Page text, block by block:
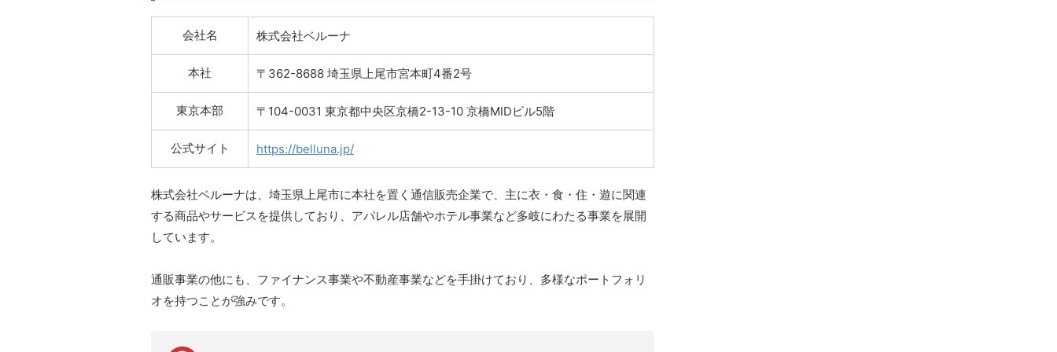
会社名 株式会社ベルーナ
本社 〒362-8688 埼玉県上尾市宮本町4番2号
東京本部 〒104-0031 東京都中央区京橋2-13-10 京橋MIDビル5階
公式サイト https://belluna.jp/
株式会社ベルーナは、埼玉県上尾市に本社を置く通信販売企業で、主に衣・食・住・遊に関連
する商品やサービスを提供しており、アパレル店舗やホテル事業など多岐にわたる事業を展開
しています。
通販事業の他にも、ファイナンス事業や不動産事業などを手掛けており、多様なポートフォリ
オを持つことが強みです。